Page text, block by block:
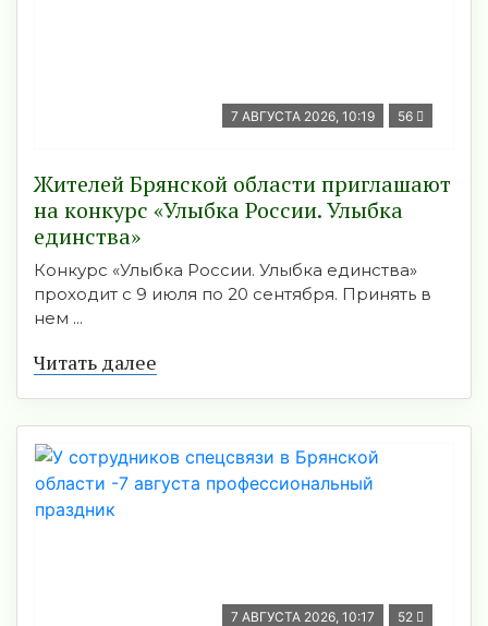
7 АВГУСТА 2026, 10:19 56
Жителей Брянской области приглашают
на конкурс «Улыбка России. Улыбка
единства»
Конкурс «Улыбка России. Улыбка единства»
проходит с 9 июля по 20 сентября. Принять в
нем ...
Читать далее
7 АВГУСТА 2026, 10:17 52